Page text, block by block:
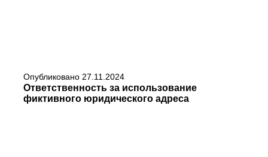
Опубликовано 27.11.2024
Ответственность за использование
фиктивного юридического адреса